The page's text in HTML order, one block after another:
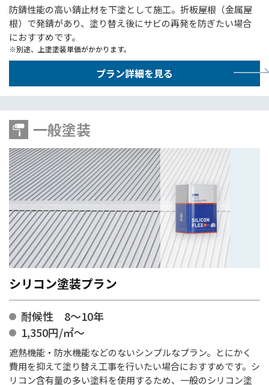
防錆性能の高い錆止材を下塗として施工。折板屋根（金属屋
根）で発錆があり、塗り替え後にサビの再発を防ぎたい場合
におすすめです。
別途、上塗塗装単価がかかります。
プラン詳細を見る
一般塗装
シリコン塗装プラン
耐候性 8～10年
1,350円/㎡～
遮熱機能・防水機能などのないシンプルなプラン。とにかく
費用を抑えて塗り替え工事を行いたい場合におすすめです。シ
リコン含有量の多い塗料を使用するため、一般のシリコン塗